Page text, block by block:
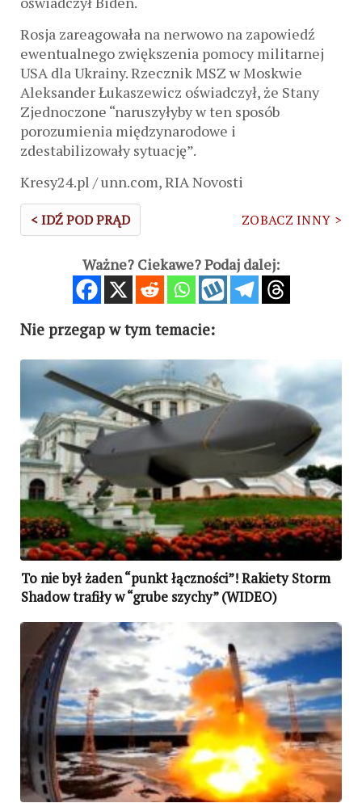
Rosja zareagowała na nerwowo na zapowiedź
ewentualnego zwiększenia pomocy militarnej
USA dla Ukrainy. Rzecznik MSZ w Moskwie
Aleksander Łukaszewicz oświadczył, że Stany
Zjednoczone “naruszyłyby w ten sposób
porozumienia międzynarodowe i
zdestabilizowały sytuację”.
Kresy24.pl / unn.com, RIA Novosti
< IDŹ POD PRĄD ZOBACZ INNY >
Ważne? Ciekawe? Podaj dalej:
Nie przegap w tym temacie:
To nie był żaden “punkt łączności”! Rakiety Storm
Shadow trafiły w “grube szychy” (WIDEO)